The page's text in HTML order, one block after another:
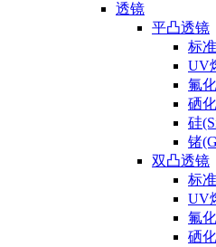
透镜
平凸透镜
标
UV
氟
硒
硅
锗
双凸透镜
标
UV
氟
硒